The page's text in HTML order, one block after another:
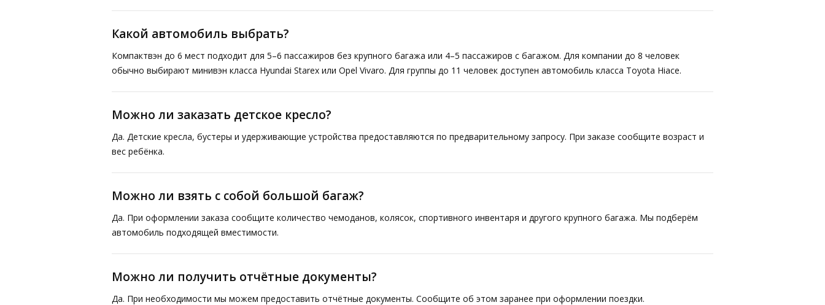
Какой автомобиль выбрать?
Компактвэн до 6 мест подходит для 5–6 пассажиров без крупного багажа или 4–5 пассажиров с багажом. Для компании до 8 человек
обычно выбирают минивэн класса Hyundai Starex или Opel Vivaro. Для группы до 11 человек доступен автомобиль класса Toyota Hiace.
Можно ли заказать детское кресло?
Да. Детские кресла, бустеры и удерживающие устройства предоставляются по предварительному запросу. При заказе сообщите возраст и
вес ребёнка.
Можно ли взять с собой большой багаж?
Да. При оформлении заказа сообщите количество чемоданов, колясок, спортивного инвентаря и другого крупного багажа. Мы подберём
автомобиль подходящей вместимости.
Можно ли получить отчётные документы?
Да. При необходимости мы можем предоставить отчётные документы. Сообщите об этом заранее при оформлении поездки.